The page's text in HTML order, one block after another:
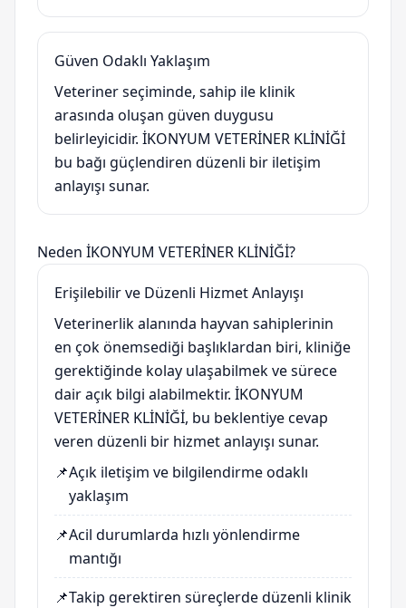
Güven Odaklı Yaklaşım
Veteriner seçiminde, sahip ile klinik
arasında oluşan güven duygusu
belirleyicidir. İKONYUM VETERİNER KLİNİĞİ
bu bağı güçlendiren düzenli bir iletişim
anlayışı sunar.
Neden İKONYUM VETERİNER KLİNİĞİ?
Erişilebilir ve Düzenli Hizmet Anlayışı
Veterinerlik alanında hayvan sahiplerinin
en çok önemsediği başlıklardan biri, kliniğe
gerektiğinde kolay ulaşabilmek ve sürece
dair açık bilgi alabilmektir. İKONYUM
VETERİNER KLİNİĞİ, bu beklentiye cevap
veren düzenli bir hizmet anlayışı sunar.
📌Açık iletişim ve bilgilendirme odaklı
yaklaşım
📌Acil durumlarda hızlı yönlendirme
mantığı
📌Takip gerektiren süreçlerde düzenli klinik